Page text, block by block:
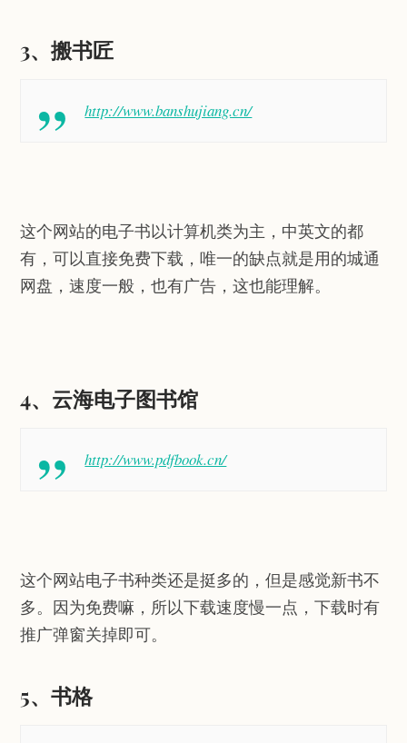
3、搬书匠
http://www.banshujiang.cn/
这个网站的电子书以计算机类为主，中英文的都
有，可以直接免费下载，唯一的缺点就是用的城通
网盘，速度一般，也有广告，这也能理解。
4、云海电子图书馆
http://www.pdfbook.cn/
这个网站电子书种类还是挺多的，但是感觉新书不
多。因为免费嘛，所以下载速度慢一点，下载时有
推广弹窗关掉即可。
5、书格